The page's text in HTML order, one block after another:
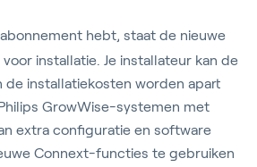
abonnement hebt, staat de nieuwe
installatie. Je installateur kan de
de installatiekosten worden apart
GrowWise-systemen met
extra configuratie en software
Connext-functies te gebruiken